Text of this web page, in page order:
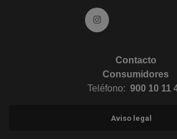
Ir a Instagram (abre
Contacto
Consumidores
Teléfono: 900 10 11
Aviso legal